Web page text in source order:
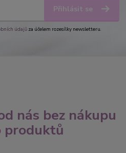
Přihlásit se
údajůza účelem rozesílky newsletteru.
nás bez nákupu
produktů